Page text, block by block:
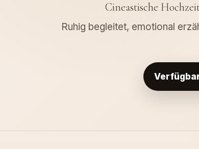
Cineastische
Ruhig begleitet, emotional